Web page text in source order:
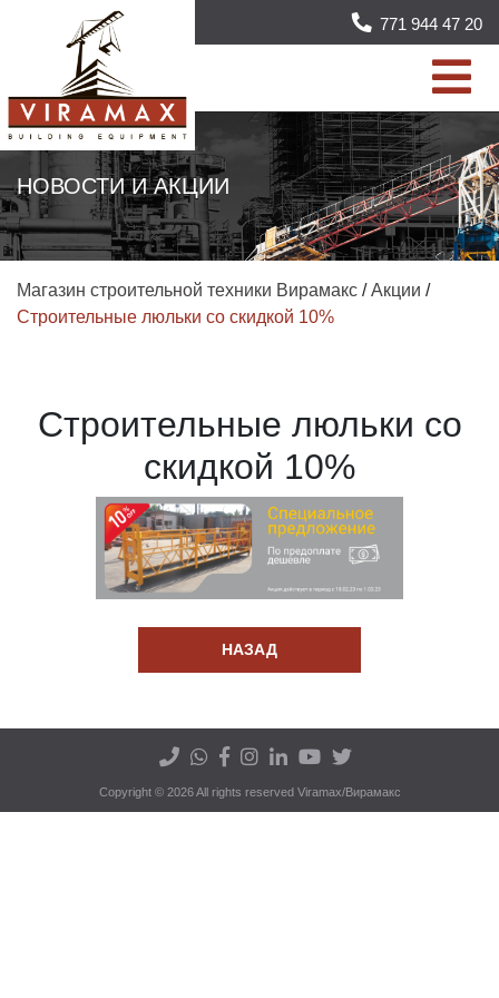
771 944 47 20
НОВОСТИ И АКЦИИ
Магазин строительной техники Вирамакс /Акции /
Строительные люльки со скидкой 10%
Строительные люльки со
скидкой 10%
НАЗАД
Copyright © 2026 All rights reserved Viramax/Вирамакс